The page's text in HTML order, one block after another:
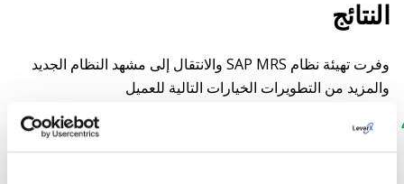
النتائج
وفرت تهيئة نظام SAP MRS والانتقال إلى مشهد النظام الجديد
والمزيد من التطويرات الخيارات التالية للعميل
الوصول السريع إلى المعلومات التفصيلية عن ساعات العمل
المخصصة للصيانة الفنية وفحص المعدات وإصلاحها (سواء من